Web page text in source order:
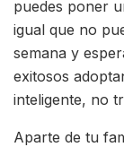
puedes poner
igual que no
semana y
exitosos
inteligente, no
Aparte de tu